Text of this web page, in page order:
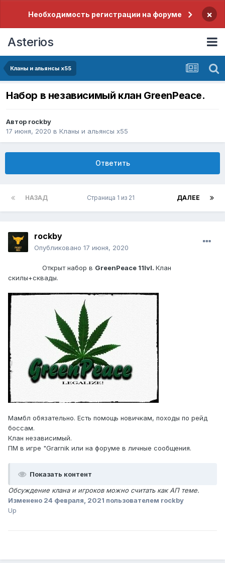
Необходимость регистрации на форуме ×
Asterios
Кланы и альянсы x55
Набор в независимый клан GreenPeace.
Автор rockby
17 июня, 2020 в Кланы и альянсы x55
Ответить
НАЗАД ДАЛЕЕ
Страница 1 из 21
rockby
Опубликовано 17 июня, 2020
Открыт набор в GreenPeace 11lvl. Клан
скилы+сквады.
Мамбл обязательно. Есть помощь новичкам, походы по рейд
боссам.
Клан независимый.
ПМ в игре "Grarnik или на форуме в личные сообщения.
Показать контент
Обсуждение клана и игроков можно считать как АП теме.
Изменено 24 февраля, 2021 пользователем rockby
Up